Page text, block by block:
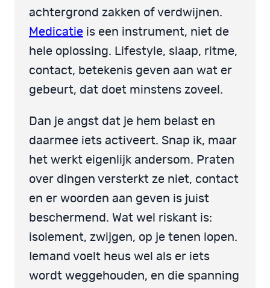
achtergrond zakken of verdwijnen.
Medicatie is een instrument, niet de
hele oplossing. Lifestyle, slaap, ritme,
contact, betekenis geven aan wat er
gebeurt, dat doet minstens zoveel.
Dan je angst dat je hem belast en
daarmee iets activeert. Snap ik, maar
het werkt eigenlijk andersom. Praten
over dingen versterkt ze niet, contact
en er woorden aan geven is juist
beschermend. Wat wel riskant is:
isolement, zwijgen, op je tenen lopen.
Iemand voelt heus wel als er iets
wordt weggehouden, en die spanning